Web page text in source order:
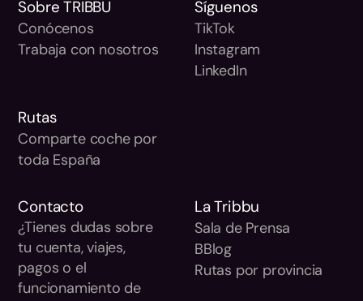
Sobre TRIBBU
Conócenos
Trabaja con nosotros
La Tribbu
Sala de Prensa
BBlog
Rutas por provincia
Contacto
¿Tienes dudas sobre
tu cuenta, viajes,
pagos o el
funcionamiento de
Síguenos
TikTok
Instagram
LinkedIn
Rutas
Comparte coche por
toda España